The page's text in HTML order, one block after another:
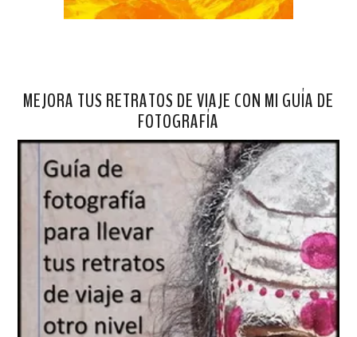
MEJORA TUS RETRATOS DE VIAJE CON MI GUÍA DE
FOTOGRAFÍA